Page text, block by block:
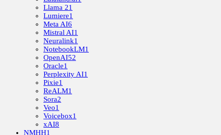
Llama 21
Lumiere1
Meta AI6
Mistral AI1
Neuralink1
NotebookLM1
OpenAI52
Oracle1
Perplexity AI1
Pixie1
ReALM1
Sora2
Veo1
Voicebox1
xAI8
NMHH1